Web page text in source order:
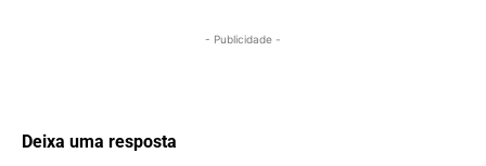
- Publicidade -
Deixa uma resposta